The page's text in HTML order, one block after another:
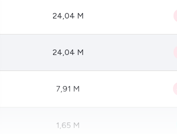
24,04 M
24,04 M
7,91 M
1,65 M